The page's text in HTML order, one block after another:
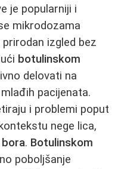
je popularniji i
mikrodozama
izgled bez
botulinskom
delovati na
pacijenata.
i problemi poput
nege lica,
bora. Botulinskom
poboljšanje